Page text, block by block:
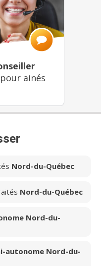
ainés
Nord-du-Québec
Nord-du-Québec
Nord-du-
autonome Nord-du-